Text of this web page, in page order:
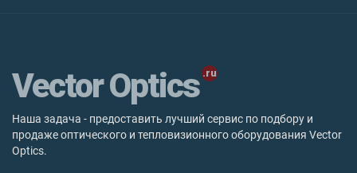
Vector Optics
Наша задача - предоставить лучший сервис по подбору и
продаже оптического и тепловизионного оборудования Vector
Optics.